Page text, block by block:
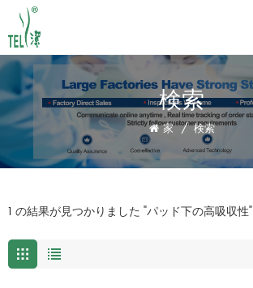
検索
家 / 検索
1 の結果が見つかりました "パッド下の高吸収性"